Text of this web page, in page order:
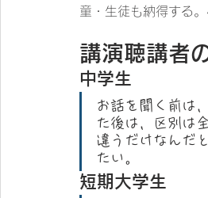
童・生徒も納得する
講演聴講者
中学生
お話を聞く前は
た後は，区別は
違うだけなんだ
たい。
短期大学生